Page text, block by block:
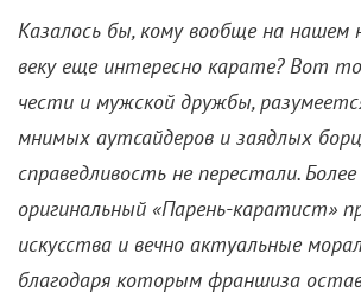
мнимых аутсайдеров и заядлых
справедливость не перестали.
оригинальный «Парень-каратист»
искусства и вечно актуальные
благодаря которым франшиза
все эти годы и, кажется, не
покой.